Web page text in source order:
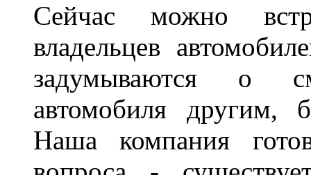
Сейчас можно
владельцев
задумываются о
автомобиля другим,
Наша компания